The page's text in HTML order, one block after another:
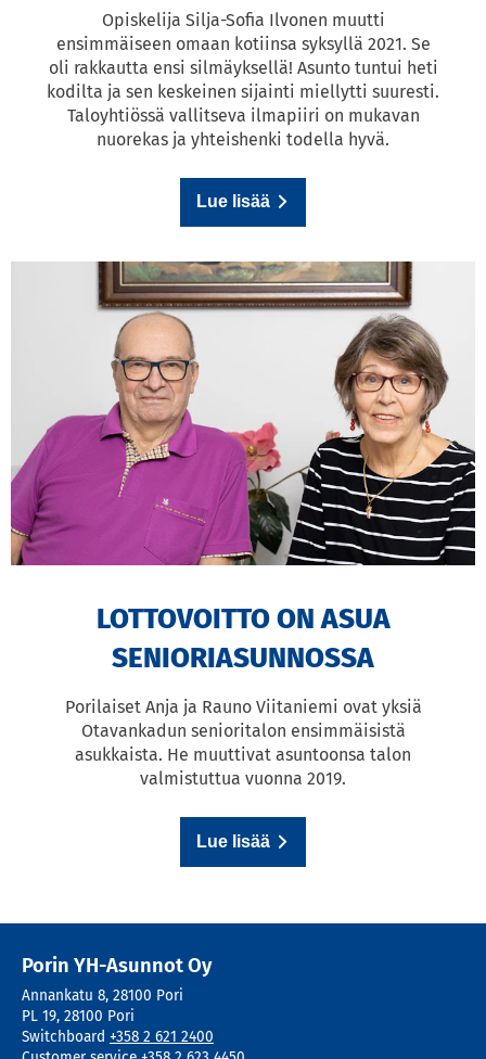
Opiskelija Silja-Sofia Ilvonen muutti
ensimmäiseen omaan kotiinsa syksyllä 2021. Se
oli rakkautta ensi silmäyksellä! Asunto tuntui heti
kodilta ja sen keskeinen sijainti miellytti suuresti.
Taloyhtiössä vallitseva ilmapiiri on mukavan
nuorekas ja yhteishenki todella hyvä.
Lue lisää
LOTTOVOITTO ON ASUA
SENIORIASUNNOSSA
Porilaiset Anja ja Rauno Viitaniemi ovat yksiä
Otavankadun senioritalon ensimmäisistä
asukkaista. He muuttivat asuntoonsa talon
valmistuttua vuonna 2019.
Lue lisää
Porin YH-Asunnot Oy
Annankatu 8, 28100 Pori
PL 19, 28100 Pori
Switchboard +358 2 621 2400